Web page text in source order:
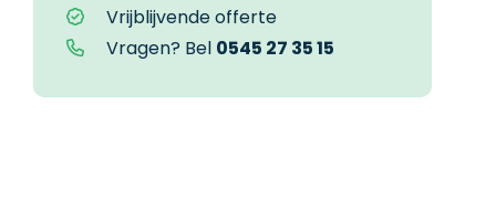
Vrijblijvende offerte
Vragen? Bel 0545 27 35 15